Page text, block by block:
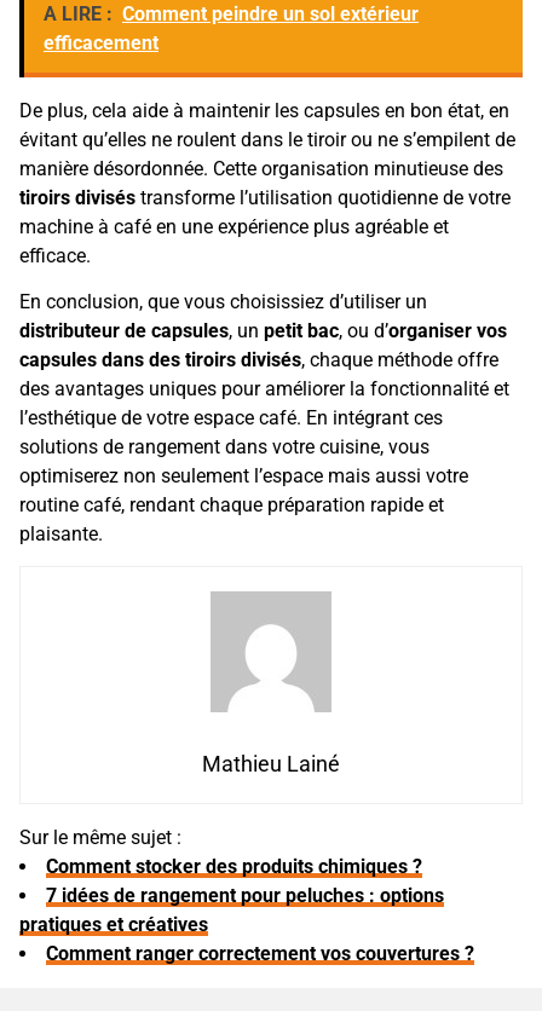
A LIRE : Comment peindre un sol extérieur
efficacement
De plus, cela aide à maintenir les capsules en bon état, en
évitant qu’elles ne roulent dans le tiroir ou ne s’empilent de
manière désordonnée. Cette organisation minutieuse des
tiroirs divisés transforme l’utilisation quotidienne de votre
machine à café en une expérience plus agréable et
efficace.
En conclusion, que vous choisissiez d’utiliser un
distributeur de capsules, un petit bac, ou d’organiser vos
capsules dans des tiroirs divisés, chaque méthode offre
des avantages uniques pour améliorer la fonctionnalité et
l’esthétique de votre espace café. En intégrant ces
solutions de rangement dans votre cuisine, vous
optimiserez non seulement l’espace mais aussi votre
routine café, rendant chaque préparation rapide et
plaisante.
Mathieu Lainé
Sur le même sujet :
Comment stocker des produits chimiques ?
7 idées de rangement pour peluches : options
pratiques et créatives
Comment ranger correctement vos couvertures ?